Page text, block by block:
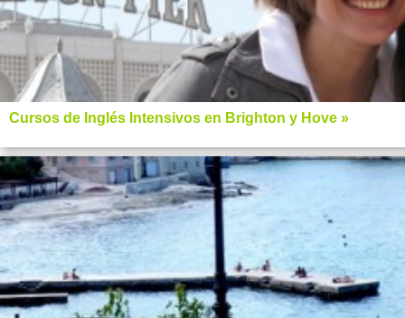
Cursos de Inglés Intensivos en Brighton y Hove »